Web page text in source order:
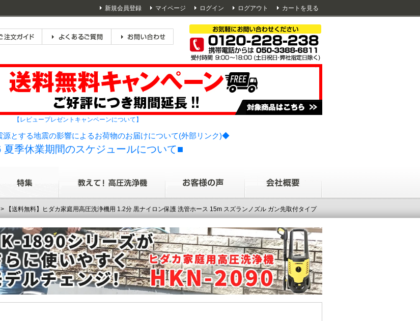
新規会員登録 マイページ ログイン ログアウト カートを見る
【レビュープレゼントキャンペーンについて】
とする地震の影響によるお荷物のお届けについて(外部リンク)◆
夏季休業期間のスケジュールについて■
> 【送料無料】ヒダカ家庭用高圧洗浄機用 1.2分 黒ナイロン保護 洗管ホース 15m スズランノズル ガン先取付タイプ